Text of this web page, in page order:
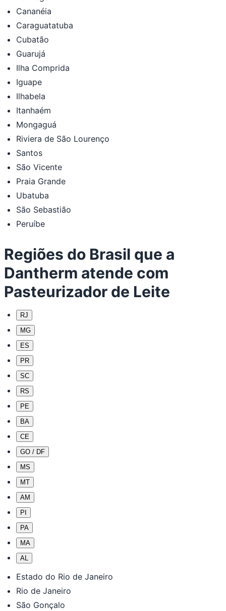
Cananéia
Caraguatatuba
Cubatão
Guarujá
Ilha Comprida
Iguape
Ilhabela
Itanhaém
Mongaguá
Riviera de São Lourenço
Santos
São Vicente
Praia Grande
Ubatuba
São Sebastião
Peruíbe
Regiões do Brasil que a
Dantherm atende com
Pasteurizador de Leite
RJ
MG
ES
PR
SC
RS
PE
BA
CE
GO / DF
MS
MT
AM
PI
PA
MA
AL
Estado do Rio de Janeiro
Rio de Janeiro
São Gonçalo